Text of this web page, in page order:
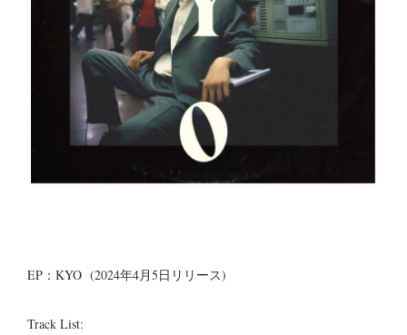
EP：KYO (2024年4月5日リリース)
Track List: